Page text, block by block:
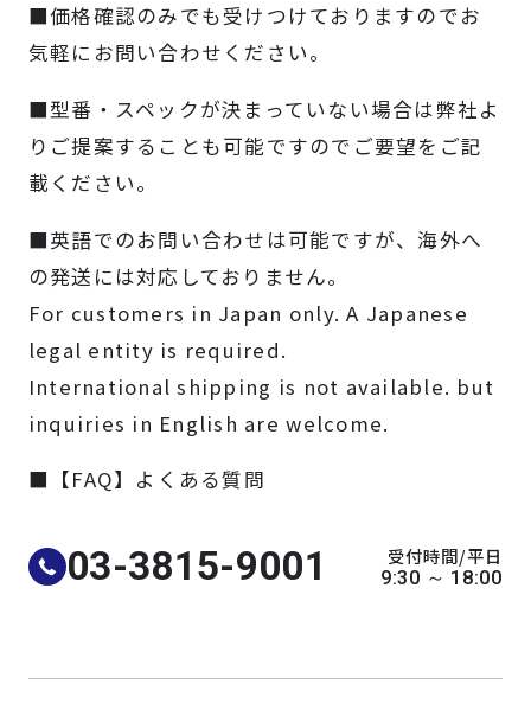
よくある質問
採用情報
製品検索
取扱メーカー
事例
サポート
会社案内
■価格確認のみでも受けつけておりますのでお
気軽にお問い合わせください。
■型番・スペックが決まっていない場合は弊社よ
りご提案することも可能ですのでご要望をご記
載ください。
■英語でのお問い合わせは可能ですが、海外へ
の発送には対応しておりません。
For customers in Japan only. A Japanese
legal entity is required.
International shipping is not available. but
inquiries in English are welcome.
■【FAQ】よくある質問
03-3815-9001 受付時間/平日
9:30 ～ 18:00